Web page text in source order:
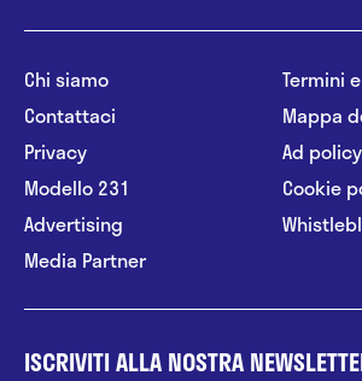
Chi siamo
Contattaci
Privacy
Modello 231
Advertising
Media Partner
Termini
Mappa
Ad policy
Cookie
ISCRIVITI ALLA NOSTRA